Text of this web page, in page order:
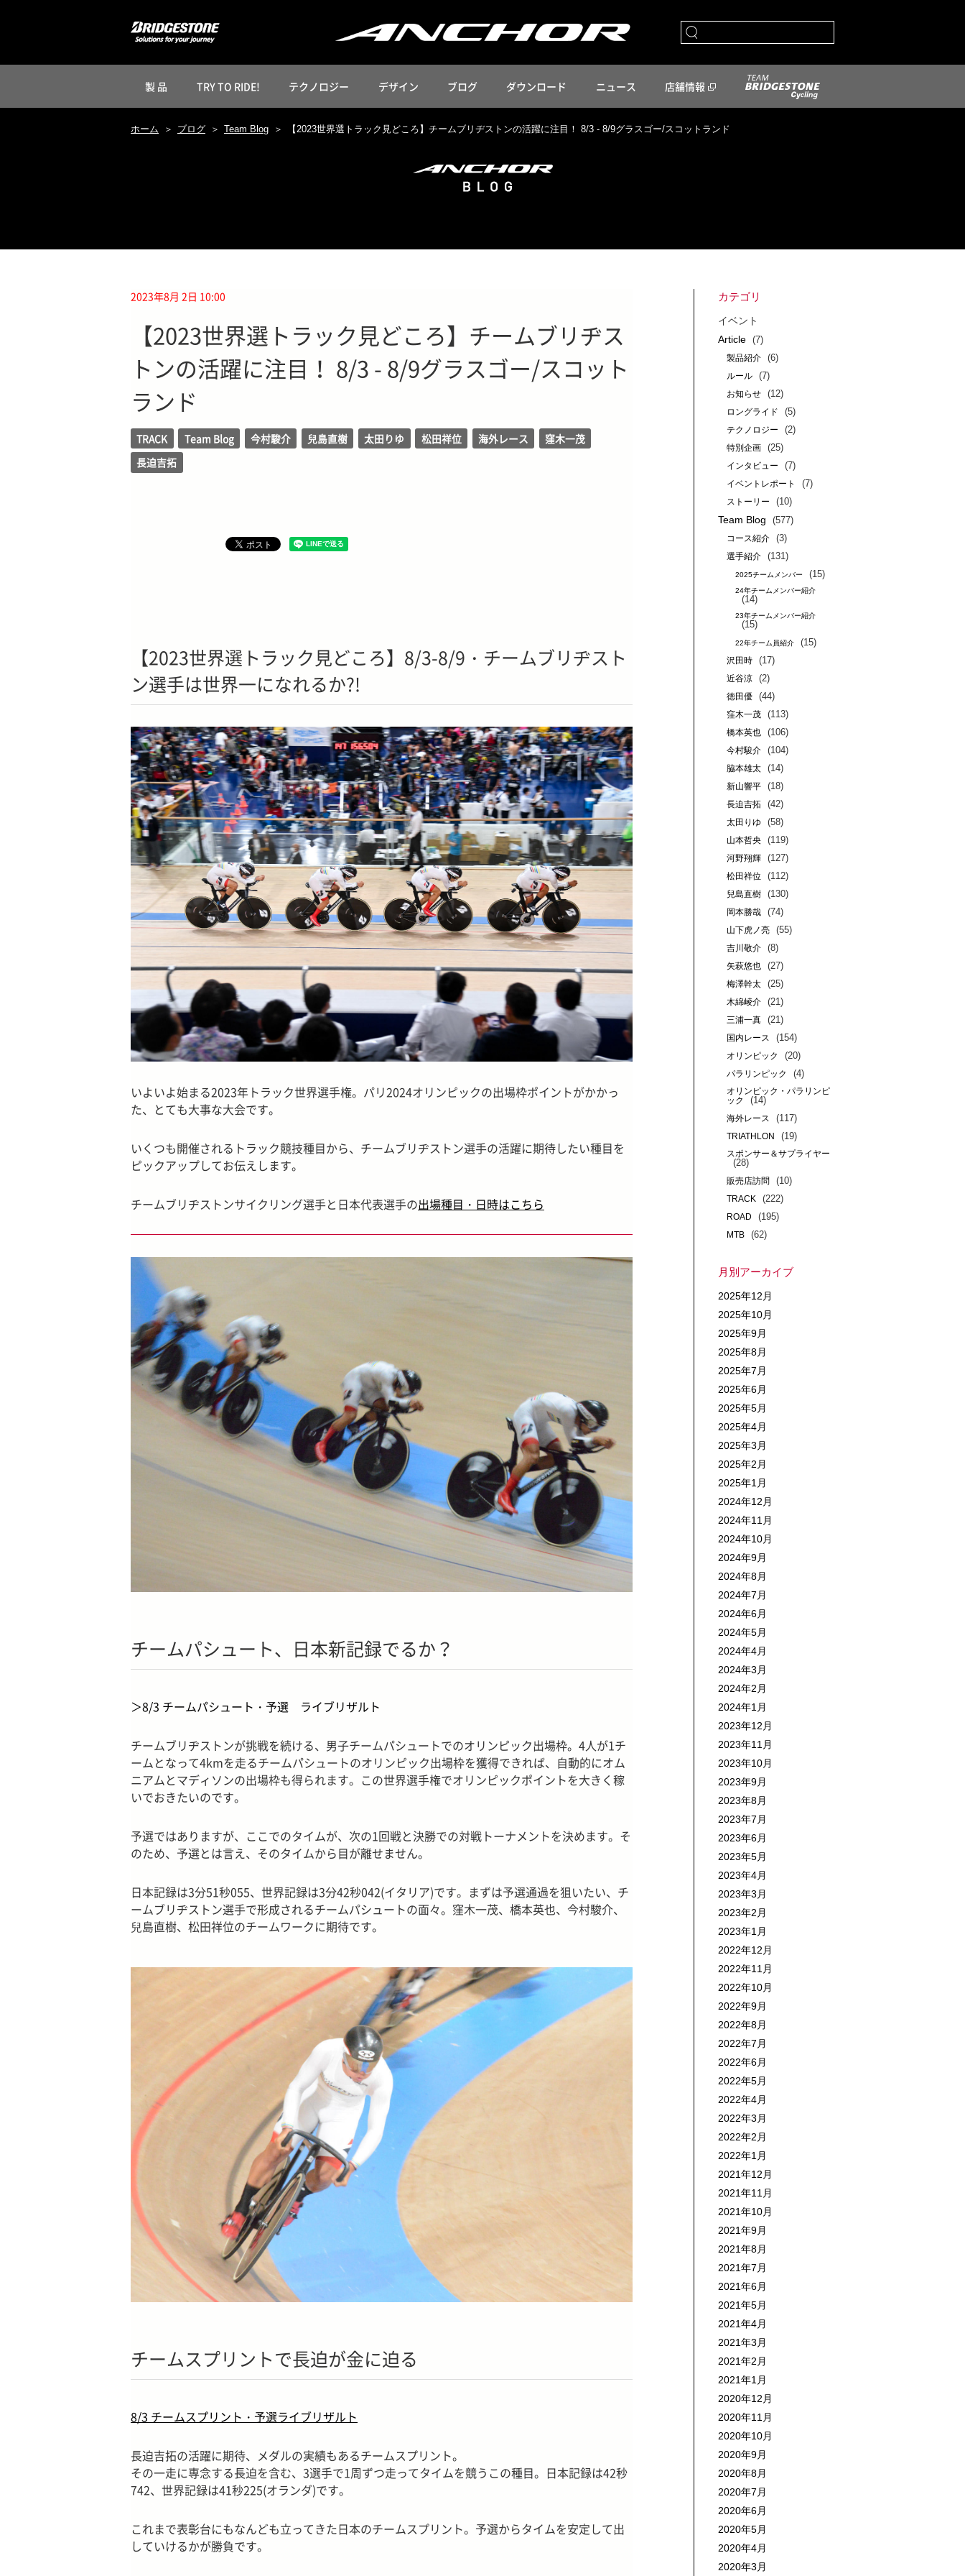
製 品 TRY TO RIDE! テクノロジー デザイン ブログ ダウンロード ニュース 店舗情報
ホーム ブログ Team Blog 【2023世界選トラック見どころ】チームブリヂストンの活躍に注目！ 8/3 - 8/9グラスゴー/スコットランド
2023年8月 2日 10:00
【2023世界選トラック見どころ】チームブリヂス
トンの活躍に注目！ 8/3 - 8/9グラスゴー/スコット
ランド
TRACK Team Blog 今村駿介 兒島直樹 太田りゆ 松田祥位 海外レース
窪木一茂
長迫吉拓
【2023世界選トラック見どころ】8/3-8/9・チームブリヂスト
ン選手は世界一になれるか?!
いよいよ始まる2023年トラック世界選手権。パリ2024オリンピックの出場枠ポイントがかかっ
た、とても大事な大会です。
いくつも開催されるトラック競技種目から、チームブリヂストン選手の活躍に期待したい種目を
ピックアップしてお伝えします。
チームブリヂストンサイクリング選手と日本代表選手の出場種目・日時はこちら
チームパシュート、日本新記録でるか？
＞8/3 チームパシュート・予選 ライブリザルト
チームブリヂストンが挑戦を続ける、男子チームパシュートでのオリンピック出場枠。4人が1チ
ームとなって4kmを走るチームパシュートのオリンピック出場枠を獲得できれば、自動的にオム
ニアムとマディソンの出場枠も得られます。この世界選手権でオリンピックポイントを大きく稼
いでおきたいのです。
予選ではありますが、ここでのタイムが、次の1回戦と決勝での対戦トーナメントを決めます。そ
のため、予選とは言え、そのタイムから目が離せません。
日本記録は3分51秒055、世界記録は3分42秒042(イタリア)です。まずは予選通過を狙いたい、チ
ームブリヂストン選手で形成されるチームパシュートの面々。窪木一茂、橋本英也、今村駿介、
兒島直樹、松田祥位のチームワークに期待です。
チームスプリントで長迫が金に迫る
8/3 チームスプリント・予選ライブリザルト
長迫吉拓の活躍に期待、メダルの実績もあるチームスプリント。
その一走に専念する長迫を含む、3選手で1周ずつ走ってタイムを競うこの種目。日本記録は42秒
742、世界記録は41秒225(オランダ)です。
これまで表彰台にもなんども立ってきた日本のチームスプリント。予選からタイムを安定して出
していけるかが勝負です。
カテゴリ
イベント
Article
(7)
製品紹介 (6)
ルール (7)
お知らせ (12)
ロングライド (5)
テクノロジー (2)
特別企画 (25)
インタビュー (7)
イベントレポート (7)
ストーリー (10)
Team Blog (577)
コース紹介 (3)
選手紹介 (131)
2025チームメンバー (15)
24年チームメンバー紹介
(14)
23年チームメンバー紹介
(15)
22年チーム員紹介 (15)
沢田時 (17)
近谷涼 (2)
徳田優 (44)
窪木一茂 (113)
橋本英也 (106)
今村駿介 (104)
脇本雄太 (14)
新山響平 (18)
長迫吉拓 (42)
太田りゆ (58)
山本哲央 (119)
河野翔輝 (127)
松田祥位 (112)
兒島直樹 (130)
岡本勝哉 (74)
山下虎ノ亮 (55)
吉川敬介 (8)
矢萩悠也 (27)
梅澤幹太 (25)
木綿崚介 (21)
三浦一真 (21)
国内レース (154)
オリンピック (20)
パラリンピック (4)
オリンピック・パラリンピ
ック
(14)
海外レース (117)
TRIATHLON (19)
スポンサー＆サプライヤー
(28)
販売店訪問 (10)
TRACK (222)
ROAD (195)
MTB (62)
月別アーカイブ
2025年12月
2025年10月
2025年9月
2025年8月
2025年7月
2025年6月
2025年5月
2025年4月
2025年3月
2025年2月
2025年1月
2024年12月
2024年11月
2024年10月
2024年9月
2024年8月
2024年7月
2024年6月
2024年5月
2024年4月
2024年3月
2024年2月
2024年1月
2023年12月
2023年11月
2023年10月
2023年9月
2023年8月
2023年7月
2023年6月
2023年5月
2023年4月
2023年3月
2023年2月
2023年1月
2022年12月
2022年11月
2022年10月
2022年9月
2022年8月
2022年7月
2022年6月
2022年5月
2022年4月
2022年3月
2022年2月
2022年1月
2021年12月
2021年11月
2021年10月
2021年9月
2021年8月
2021年7月
2021年6月
2021年5月
2021年4月
2021年3月
2021年2月
2021年1月
2020年12月
2020年11月
2020年10月
2020年9月
2020年8月
2020年7月
2020年6月
2020年5月
2020年4月
2020年3月